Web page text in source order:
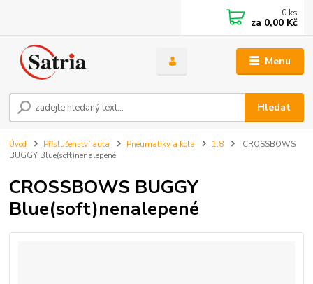
Menu
Hledat
0 ks
za 0,00 Kč
Úvod Příslušenství auta Pneumatiky a kola 1:8
CROSSBOWS
BUGGY Blue(soft)nenalepené
CROSSBOWS BUGGY
Blue(soft)nenalepené